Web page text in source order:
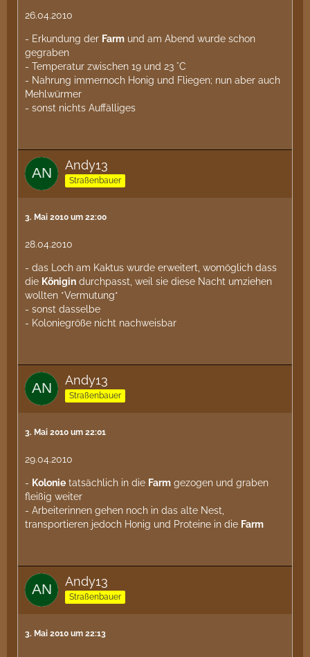
26.04.2010
- Erkundung der Farm und am Abend wurde schon
gegraben
- Temperatur zwischen 19 und 23 °C
- Nahrung immernoch Honig und Fliegen; nun aber auch
Mehlwürmer
- sonst nichts Auffälliges
Andy13
Straßenbauer
3. Mai 2010 um 22:00
28.04.2010
- das Loch am Kaktus wurde erweitert, womöglich dass
die Königin durchpasst, weil sie diese Nacht umziehen
wollten *Vermutung*
- sonst dasselbe
- Koloniegröße nicht nachweisbar
Andy13
Straßenbauer
3. Mai 2010 um 22:01
29.04.2010
- Kolonie tatsächlich in die Farm gezogen und graben
fleißig weiter
- Arbeiterinnen gehen noch in das alte Nest,
transportieren jedoch Honig und Proteine in die Farm
Andy13
Straßenbauer
3. Mai 2010 um 22:13